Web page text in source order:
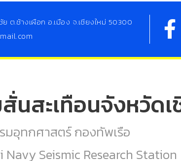
ย ต.ช้างเผือก อ.เมือง จ.เชียงใหม่ 50300
นสะเทือนจังหวัดเ
มอุทกศาสตร์ กองทัพเรือ
Navy Seismic Research Station